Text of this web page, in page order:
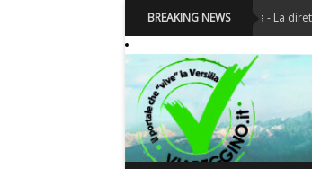
BREAKING NEWS
Festival La Versiliana - La direttrice